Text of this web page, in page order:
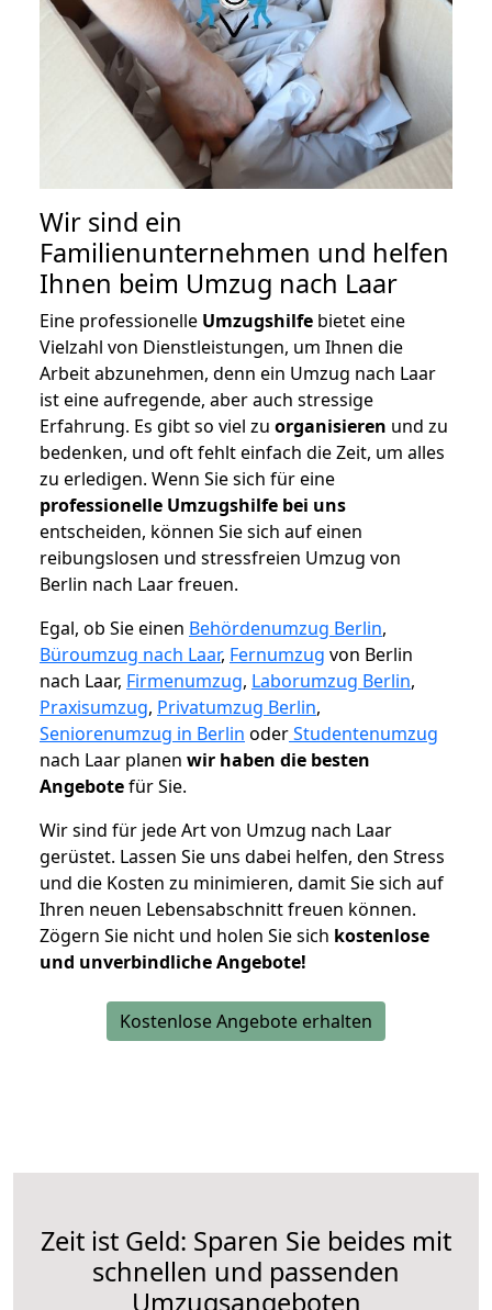
Wir sind ein
Familienunternehmen und helfen
Ihnen beim Umzug nach Laar
Eine professionelle Umzugshilfe bietet eine
Vielzahl von Dienstleistungen, um Ihnen die
Arbeit abzunehmen, denn ein Umzug nach Laar
ist eine aufregende, aber auch stressige
Erfahrung. Es gibt so viel zu organisieren und zu
bedenken, und oft fehlt einfach die Zeit, um alles
zu erledigen. Wenn Sie sich für eine
professionelle Umzugshilfe bei uns
entscheiden, können Sie sich auf einen
reibungslosen und stressfreien Umzug von
Berlin nach Laar freuen.
Egal, ob Sie einen Behördenumzug Berlin,
Büroumzug nach Laar, Fernumzug von Berlin
nach Laar, Firmenumzug, Laborumzug Berlin,
Praxisumzug, Privatumzug Berlin,
Seniorenumzug in Berlin oderStudentenumzug
nach Laar planen wir haben die besten
Angebotefür Sie.
Wir sind für jede Art von Umzug nach Laar
gerüstet. Lassen Sie uns dabei helfen, den Stress
und die Kosten zu minimieren, damit Sie sich auf
Ihren neuen Lebensabschnitt freuen können.
Zögern Sie nicht und holen Sie sich kostenlose
und unverbindliche Angebote!
Kostenlose Angebote erhalten
Zeit ist Geld: Sparen Sie beides mit
schnellen und passenden
Umzugsangeboten